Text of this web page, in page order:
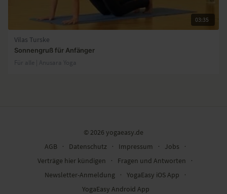
03:35
Vilas Turske
Sonnengruß für Anfänger
Für alle | Anusara Yoga
© 2026 yogaeasy.de
AGB
∙ Datenschutz ∙ Impressum ∙ Jobs
∙
Verträge hier kündigen
∙ Fragen und Antworten
∙
Newsletter-Anmeldung
∙ YogaEasy iOS App
∙
YogaEasy Android App